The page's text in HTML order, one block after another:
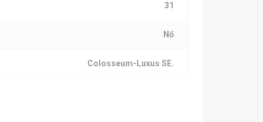
31
Nő
Colosseum-Luxus SE.